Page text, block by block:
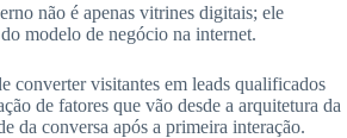
não é apenas vitrines digitais; ele
modelo de negócio na internet.
converter visitantes em leads qualificados
de fatores que vão desde a arquitetura da
da conversa após a primeira interação.